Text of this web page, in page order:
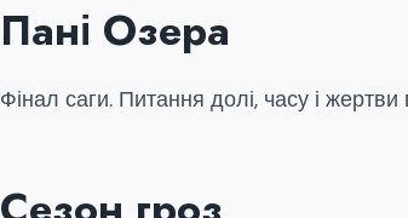
Пані Озера
Фінал саги. Питання долі, часу і